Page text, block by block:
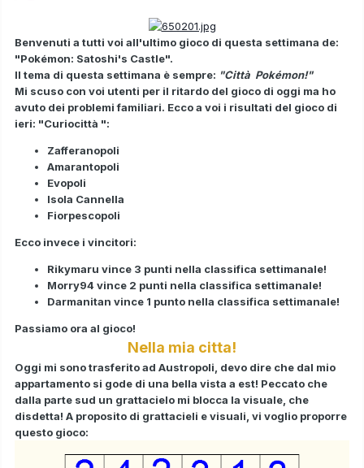
Benvenuti a tutti voi all'ultimo gioco di questa settimana de:
"Pokémon: Satoshi's Castle".
Il tema di questa settimana è sempre: "Città Pokémon!"
Mi scuso con voi utenti per il ritardo del gioco di oggi ma ho
avuto dei problemi familiari. Ecco a voi i risultati del gioco di
ieri: "Curiocittà ":
Zafferanopoli
Amarantopoli
Evopoli
Isola Cannella
Fiorpescopoli
Ecco invece i vincitori:
Rikymaru vince 3 punti nella classifica settimanale!
Morry94 vince 2 punti nella classifica settimanale!
Darmanitan vince 1 punto nella classifica settimanale!
Passiamo ora al gioco!
Nella mia citta!
Oggi mi sono trasferito ad Austropoli, devo dire che dal mio
appartamento si gode di una bella vista a est! Peccato che
dalla parte sud un grattacielo mi blocca la visuale, che
disdetta! A proposito di grattacieli e visuali, vi voglio proporre
questo gioco: